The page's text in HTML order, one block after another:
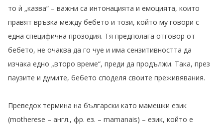
то ѝ „казва“ – важни са интонацията и емоцията, които
правят връзка между бебето и този, който му говори с
една специфична прозодия. Тя предполага отговор от
бебето, не очаква да го чуе и има сензитивността да
изчака едно „второ време“, преди да продължи. Така, през
паузите и думите, бебето споделя своите преживявания.
Преведох термина на български като мамешки език
(motherese – англ., фр. ез. – mamanais) – език, който е